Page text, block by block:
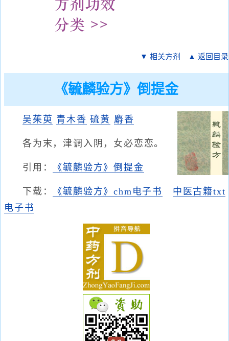
▼ 相关方剂 ▲ 返回目录
《毓麟验方》倒提金
吴茱萸 青木香 硫黄 麝香
各为末，津调入阴，女必恋恋。
引用： 《毓麟验方》倒提金
下载： 《毓麟验方》chm电子书
中医古籍txt
电子书